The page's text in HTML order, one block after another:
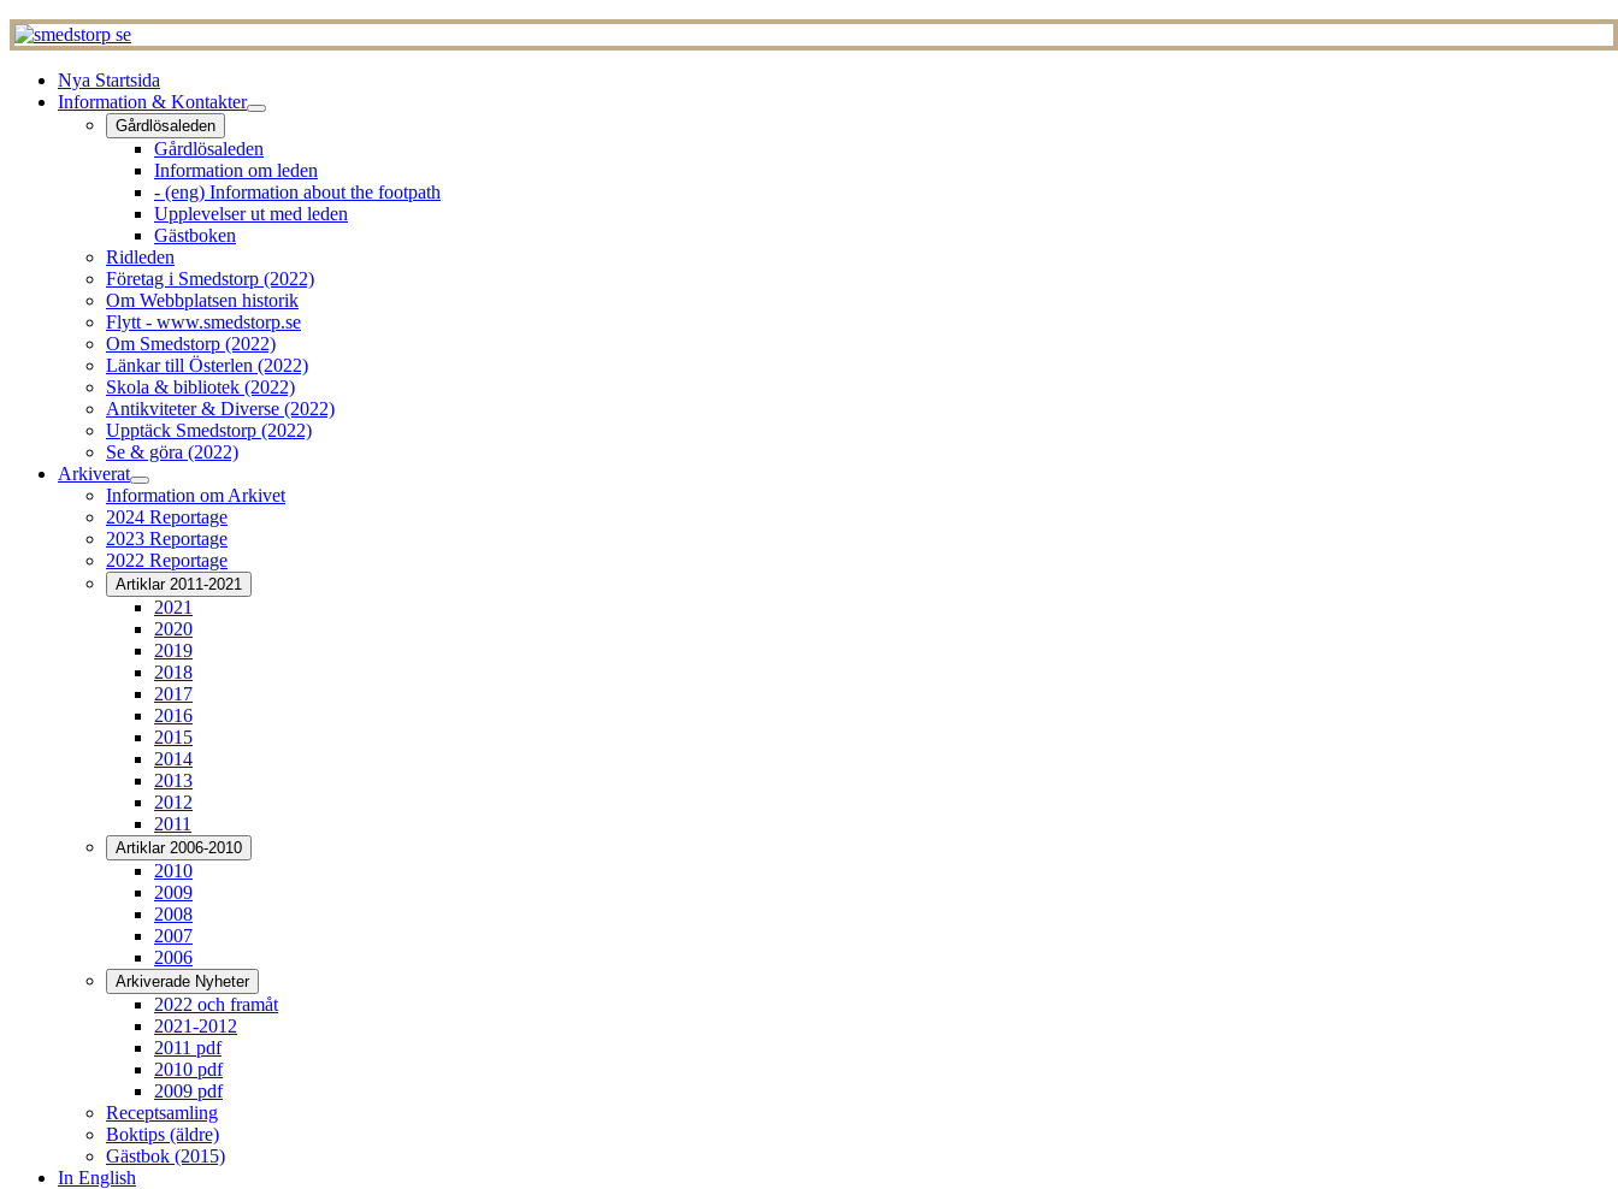
Nya Startsida
Information & Kontakter
Gårdlösaleden
Gårdlösaleden
Information om leden
- (eng) Information about the footpath
Upplevelser ut med leden
Gästboken
Ridleden
Företag i Smedstorp (2022)
Om Webbplatsen historik
Flytt - www.smedstorp.se
Om Smedstorp (2022)
Länkar till Österlen (2022)
Skola & bibliotek (2022)
Antikviteter & Diverse (2022)
Upptäck Smedstorp (2022)
Se & göra (2022)
Arkiverat
Information om Arkivet
2024 Reportage
2023 Reportage
2022 Reportage
Artiklar 2011-2021
2021
2020
2019
2018
2017
2016
2015
2014
2013
2012
2011
Artiklar 2006-2010
2010
2009
2008
2007
2006
Arkiverade Nyheter
2022 och framåt
2021-2012
2011 pdf
2010 pdf
2009 pdf
Receptsamling
Boktips (äldre)
Gästbok (2015)
In English